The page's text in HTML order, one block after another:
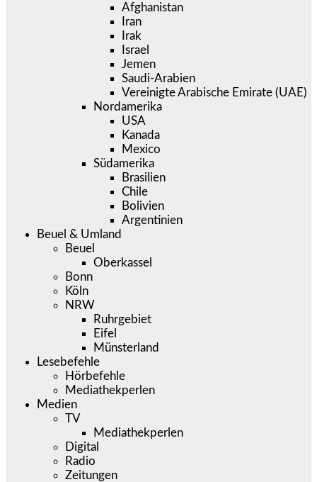
Afghanistan
Iran
Irak
Israel
Jemen
Saudi-Arabien
Vereinigte Arabische Emirate (UAE)
Nordamerika
USA
Kanada
Mexico
Südamerika
Brasilien
Chile
Bolivien
Argentinien
Beuel & Umland
Beuel
Oberkassel
Bonn
Köln
NRW
Ruhrgebiet
Eifel
Münsterland
Lesebefehle
Hörbefehle
Mediathekperlen
Medien
TV
Mediathekperlen
Digital
Radio
Zeitungen